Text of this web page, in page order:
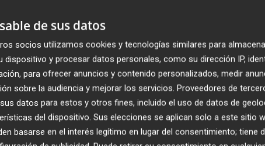
Bucks en los playoff de la NBA.
que como rival. Para nosotros, Pau es
Lo vi en San Antonio hace un tiempo y lo vi harto. Harto
de tirar por la calle de en medio es la mejor. Los que
tomado la mejor decisión. Sólo puedo desearle que su
bien, sino competir.No se puede entender de otra
equipo que podía estar en unas finales", indicaba
telefónica.
de sus datos
socios utilizamos cookies y tecnologías similares para
dispositivo y procesar datos personales, como su dirección IP,
para ofrecer anuncios y contenido personalizados, medir
sobre la audiencia y mejorar los servicios. Proveedores de
datos para estos y otros fines, incluido el uso de datos de
del dispositivo. Sus elecciones se aplican solo a este sitio
basarse en el interés legítimo en lugar del consentimiento; tiene